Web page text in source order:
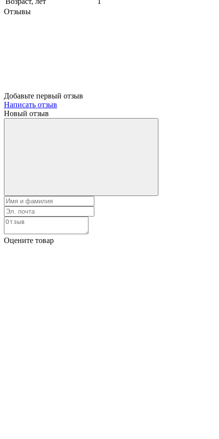
Отзывы
Добавьте первый отзыв
Написать отзыв
Новый отзыв
Оцените товар